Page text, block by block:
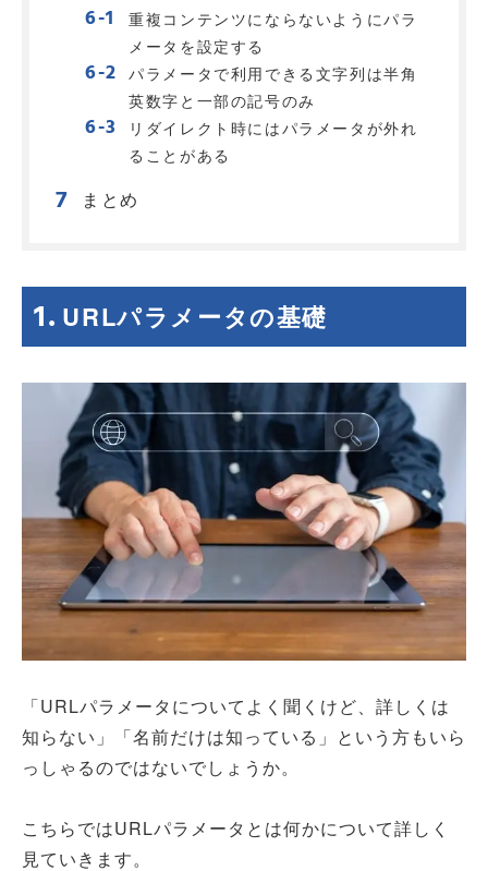
重複コンテンツにならないようにパラ
メータを設定する
パラメータで利用できる文字列は半角
英数字と一部の記号のみ
リダイレクト時にはパラメータが外れ
ることがある
まとめ
URLパラメータの基礎
「URLパラメータについてよく聞くけど、詳しくは
知らない」「名前だけは知っている」という方もいら
っしゃるのではないでしょうか。
こちらではURLパラメータとは何かについて詳しく
見ていきます。